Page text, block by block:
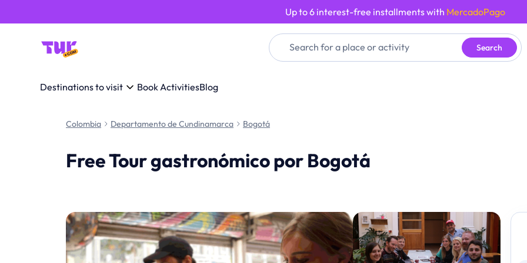
Up to 6 interest-free installments with MercadoPago
Search
Destinations to visit Book ActivitiesBlog
Colombia Departamento de Cundinamarca Bogotá
Free Tour gastronómico por Bogotá